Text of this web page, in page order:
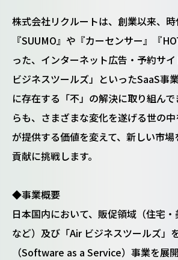
株式会社リクルートは、創業以来、
『SUUMO』や『カーセンサー』『
った、インターネット広告・予約サ
ビジネスツールズ」といったSaaS事
に存在する「不」の解決に取り組ん
らも、さまざまな変化を遂げる世の
が提供する価値を変えて、新しい市
貢献に挑戦します。
◆事業概要
日本国内において、販促領域（住宅
など）及び「Air ビジネスツールズ」
（Software as a Service）事業を展開